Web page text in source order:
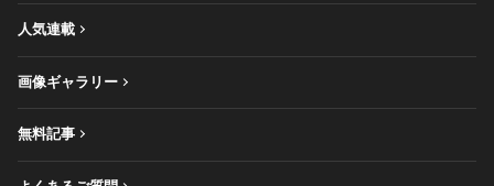
人気連載
画像ギャラリー
無料記事